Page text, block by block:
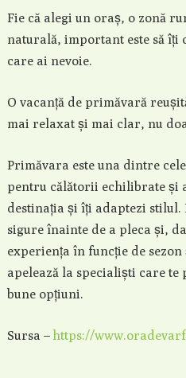
Fie că alegi un oraș, o zonă
naturală, important este să
care ai nevoie.
O vacanță de primăvară
mai relaxat și mai clar, nu
Primăvara este una dintre
pentru călătorii echilibrate și
destinația și îți adaptezi stilul.
sigure înainte de a pleca și,
experiența în funcție de
apelează la specialiști care te
bune opțiuni.
Sursa – https://